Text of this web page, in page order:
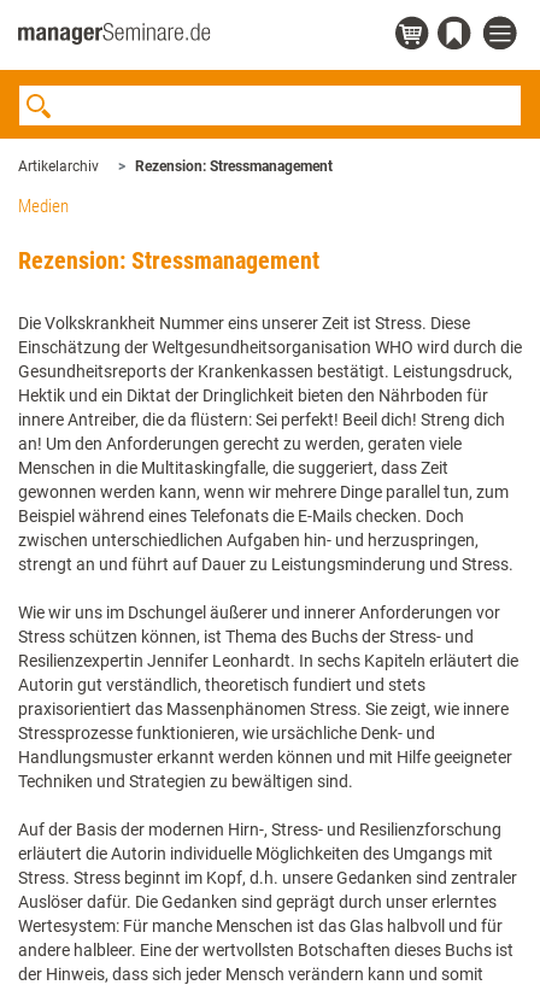
Artikelarchiv Rezension: Stressmanagement
Medien
Rezension: Stressmanagement
Die Volkskrankheit Nummer eins unserer Zeit ist Stress. Diese
Einschätzung der Weltgesundheitsorganisation WHO wird durch die
Gesundheitsreports der Krankenkassen bestätigt. Leistungsdruck,
Hektik und ein Diktat der Dringlichkeit bieten den Nährboden für
innere Antreiber, die da flüstern: Sei perfekt! Beeil dich! Streng dich
an! Um den Anforderungen gerecht zu werden, geraten viele
Menschen in die Multitaskingfalle, die suggeriert, dass Zeit
gewonnen werden kann, wenn wir mehrere Dinge parallel tun, zum
Beispiel während eines Telefonats die E-Mails checken. Doch
zwischen unterschiedlichen Aufgaben hin- und herzuspringen,
strengt an und führt auf Dauer zu Leistungsminderung und Stress.
Wie wir uns im Dschungel äußerer und innerer Anforderungen vor
Stress schützen können, ist Thema des Buchs der Stress- und
Resilienzexpertin Jennifer Leonhardt. In sechs Kapiteln erläutert die
Autorin gut verständlich, theoretisch fundiert und stets
praxisorientiert das Massenphänomen Stress. Sie zeigt, wie innere
Stressprozesse funktionieren, wie ursächliche Denk- und
Handlungsmuster erkannt werden können und mit Hilfe geeigneter
Techniken und Strategien zu bewältigen sind.
Auf der Basis der modernen Hirn-, Stress- und Resilienzforschung
erläutert die Autorin individuelle Möglichkeiten des Umgangs mit
Stress. Stress beginnt im Kopf, d.h. unsere Gedanken sind zentraler
Auslöser dafür. Die Gedanken sind geprägt durch unser erlerntes
Wertesystem: Für manche Menschen ist das Glas halbvoll und für
andere halbleer. Eine der wertvollsten Botschaften dieses Buchs ist
der Hinweis, dass sich jeder Mensch verändern kann und somit